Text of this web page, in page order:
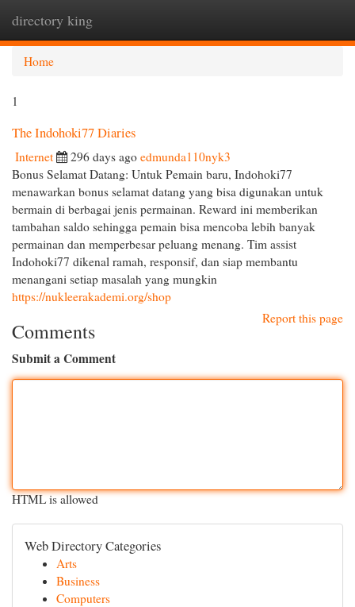
directory king
Home
1
The Indohoki77 Diaries
Internet 296 days ago edmunda110nyk3
Bonus Selamat Datang: Untuk Pemain baru, Indohoki77
menawarkan bonus selamat datang yang bisa digunakan untuk
bermain di berbagai jenis permainan. Reward ini memberikan
tambahan saldo sehingga pemain bisa mencoba lebih banyak
permainan dan memperbesar peluang menang. Tim assist
Indohoki77 dikenal ramah, responsif, dan siap membantu
menangani setiap masalah yang mungkin
https://nukleerakademi.org/shop
Report this page
Comments
Submit a Comment
HTML is allowed
Web Directory Categories
Arts
Business
Computers